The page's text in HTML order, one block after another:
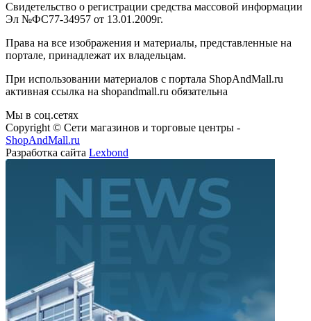
Свидетельство о регистрации средства массовой информации
Эл №ФС77-34957 от 13.01.2009г.
Права на все изображения и материалы, представленные на
портале, принадлежат их владельцам.
При использовании материалов с портала ShopAndMall.ru
активная ссылка на shopandmall.ru обязательна
Мы в соц.сетях
Copyright © Сети магазинов и торговые центры -
ShopAndMall.ru
Разработка сайтаLexbond